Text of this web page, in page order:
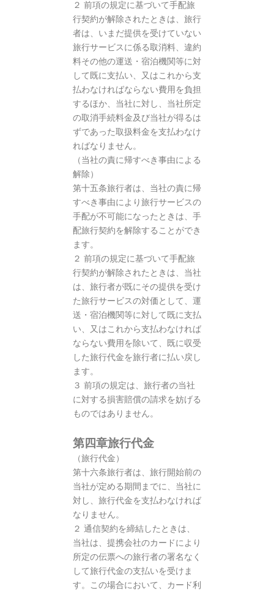
２ 前項の規定に基づいて手配旅
行契約が解除されたときは、旅行
者は、いまだ提供を受けていない
旅行サービスに係る取消料、違約
料その他の運送・宿泊機関等に対
して既に支払い、又はこれから支
払わなければならない費用を負担
するほか、当社に対し、当社所定
の取消手続料金及び当社が得るは
ずであった取扱料金を支払わなけ
ればなりません。
（当社の責に帰すべき事由による
解除）
第十五条旅行者は、当社の責に帰
すべき事由により旅行サービスの
手配が不可能になったときは、手
配旅行契約を解除することができ
ます。
２ 前項の規定に基づいて手配旅
行契約が解除されたときは、当社
は、旅行者が既にその提供を受け
た旅行サービスの対価として、運
送・宿泊機関等に対して既に支払
い、又はこれから支払わなければ
ならない費用を除いて、既に収受
した旅行代金を旅行者に払い戻し
ます。
３ 前項の規定は、旅行者の当社
に対する損害賠償の請求を妨げる
ものではありません。
第四章旅行代金
（旅行代金）
第十六条旅行者は、旅行開始前の
当社が定める期間までに、当社に
対し、旅行代金を支払わなければ
なりません。
２ 通信契約を締結したときは、
当社は、提携会社のカードにより
所定の伝票への旅行者の署名なく
して旅行代金の支払いを受けま
す。この場合において、カード利